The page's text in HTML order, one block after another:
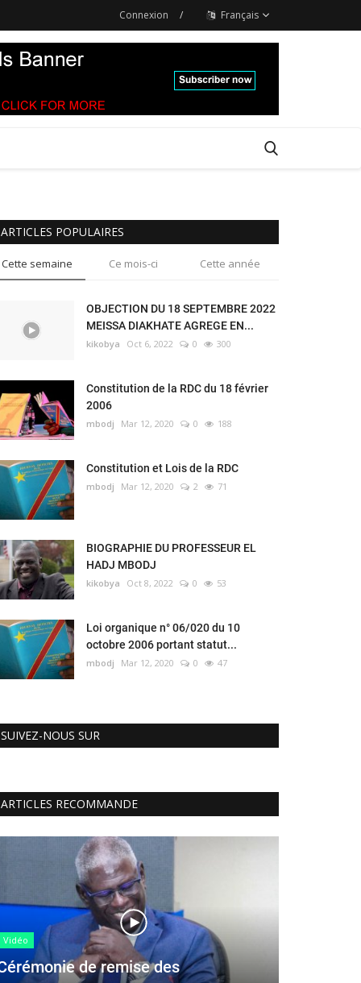
Connexion / Français
ARTICLES POPULAIRES
Cette semaine Ce mois-ci Cette année
OBJECTION DU 18 SEPTEMBRE 2022
MEISSA DIAKHATE AGREGE EN...
kikobya Oct 6, 2022 0 300
Constitution de la RDC du 18 février
2006
mbodj Mar 12, 2020 0 188
Constitution et Lois de la RDC
mbodj Mar 12, 2020 2 71
BIOGRAPHIE DU PROFESSEUR EL
HADJ MBODJ
kikobya Oct 8, 2022 0 53
Loi organique n° 06/020 du 10
octobre 2006 portant statut...
mbodj Mar 12, 2020 0 47
SUIVEZ-NOUS SUR
ARTICLES RECOMMANDE
Vidéo
de remise des